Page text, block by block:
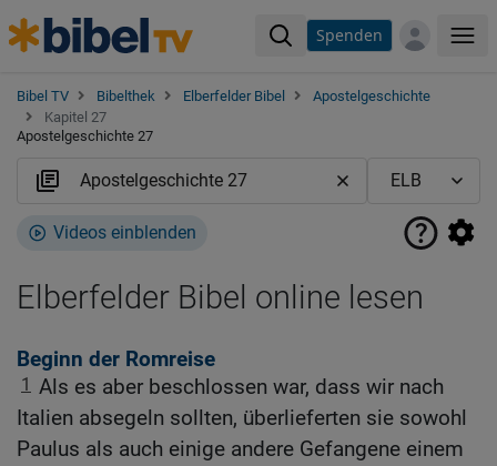
Spenden
Bibel TV Bibelthek Elberfelder Bibel
Apostelgeschichte
Kapitel 27
Apostelgeschichte 27
Videos einblenden
Elberfelder Bibel online lesen
Beginn der Romreise
1 Als es aber beschlossen war, dass wir nach
Italien absegeln sollten, überlieferten sie sowohl
Paulus als auch einige andere Gefangene einem